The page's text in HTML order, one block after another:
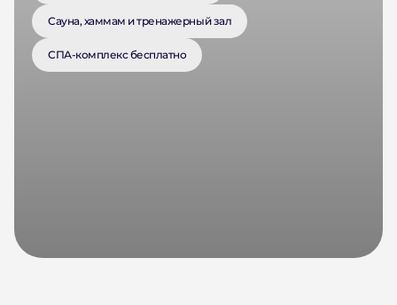
Сауна, хаммам и тренажерный зал
СПА-комплекс бесплатно